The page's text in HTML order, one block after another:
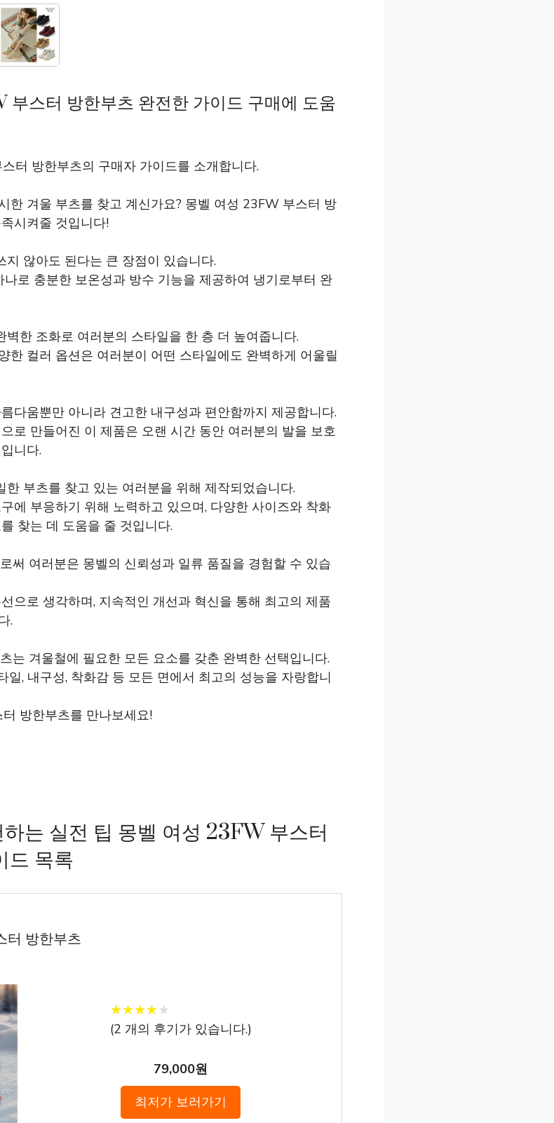
부스터 방한부츠 완전한 가이드 구매에 도움
터 방한부츠의 구매자 가이드를 소개합니다.
한 겨울 부츠를 찾고 계신가요? 몽벨 여성 23FW 부스터 방
시켜줄 것입니다!
지 않아도 된다는 큰 장점이 있습니다.
로 충분한 보온성과 방수 기능을 제공하여 냉기로부터 완
벽한 조화로 여러분의 스타일을 한 층 더 높여줍니다.
한 컬러 옵션은 여러분이 어떤 스타일에도 완벽하게 어울릴
다움뿐만 아니라 견고한 내구성과 편안함까지 제공합니다.
로 만들어진 이 제품은 오랜 시간 동안 여러분의 발을 보호
니다.
한 부츠를 찾고 있는 여러분을 위해 제작되었습니다.
에 부응하기 위해 노력하고 있으며, 다양한 사이즈와 착화
찾는 데 도움을 줄 것입니다.
써 여러분은 몽벨의 신뢰성과 일류 품질을 경험할 수 있습
으로 생각하며, 지속적인 개선과 혁신을 통해 최고의 제품
.
는 겨울철에 필요한 모든 요소를 갖춘 완벽한 선택입니다.
일, 내구성, 착화감 등 모든 면에서 최고의 성능을 자랑합니
방한부츠를 만나보세요!
는 실전 팁 몽벨 여성 23FW 부스터
드 목록
터 방한부츠
★★★★★
★★★★★
(2 개의 후기가 있습니다.)
79,000원
최저가 보러가기